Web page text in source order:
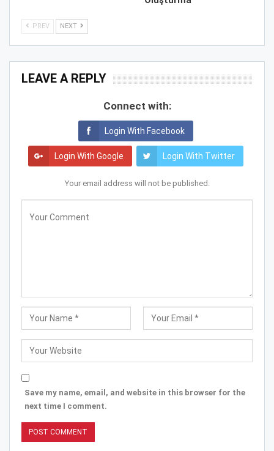
PREV NEXT
LEAVE A REPLY
Connect with:
Login With Facebook
Login With Google Login With Twitter
Your email address will not be published.
Save my name, email, and website in this browser for the
next time I comment.